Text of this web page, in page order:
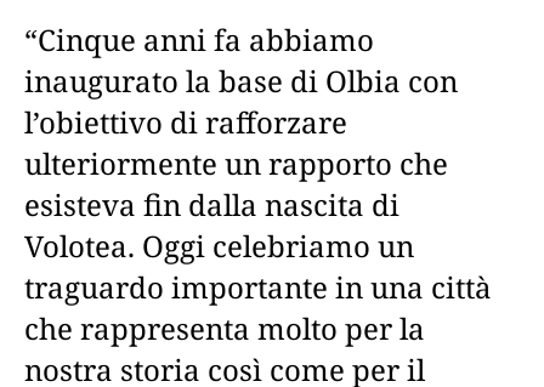
“Cinque anni fa abbiamo
inaugurato la base di Olbia con
l’obiettivo di rafforzare
ulteriormente un rapporto che
esisteva fin dalla nascita di
Volotea. Oggi celebriamo un
traguardo importante in una città
che rappresenta molto per la
nostra storia così come per il